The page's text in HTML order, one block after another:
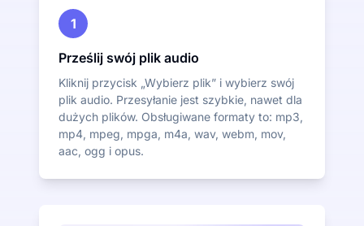
1
Prześlij swój plik audio
Kliknij przycisk „Wybierz plik” i wybierz swój
plik audio. Przesyłanie jest szybkie, nawet dla
dużych plików. Obsługiwane formaty to: mp3,
mp4, mpeg, mpga, m4a, wav, webm, mov,
aac, ogg i opus.